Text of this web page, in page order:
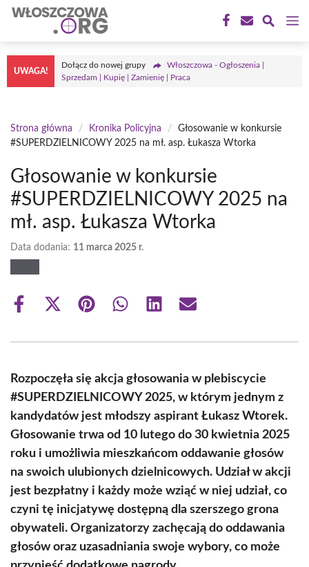
Przejdź
treści
UWAGA!
Dołącz do nowej grupy
Włoszczowa - Ogłoszenia |
Sprzedam | Kupię | Zamienię | Praca
Strona główna / Kronika Policyjna /
Głosowanie w konkursie
#SUPERDZIELNICOWY 2025 na mł. asp. Łukasza Wtorka
Głosowanie w konkursie
#SUPERDZIELNICOWY 2025 na
mł. asp. Łukasza Wtorka
Data dodania: 11 marca 2025 r.
Share
Share
(Twitter)
Share Share Share Share
Rozpoczęła się akcja głosowania w plebiscycie
#SUPERDZIELNICOWY 2025, w którym jednym z
kandydatów jest młodszy aspirant Łukasz Wtorek.
Głosowanie trwa od 10 lutego do 30 kwietnia 2025
roku i umożliwia mieszkańcom oddawanie głosów
na swoich ulubionych dzielnicowych. Udział w akcji
jest bezpłatny i każdy może wziąć w niej udział, co
czyni tę inicjatywę dostępną dla szerszego grona
obywateli. Organizatorzy zachęcają do oddawania
głosów oraz uzasadniania swoje wybory, co może